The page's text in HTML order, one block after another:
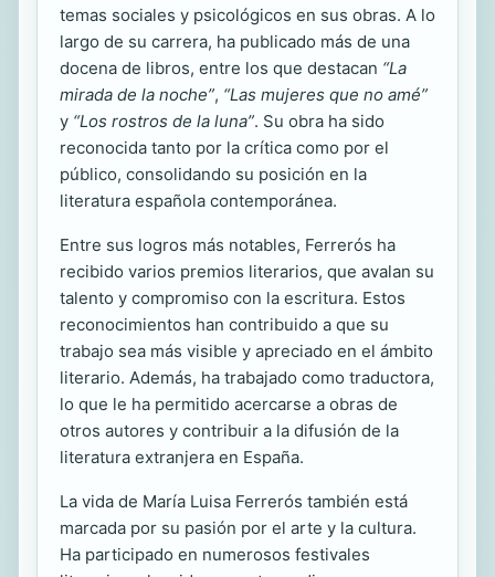
temas sociales y psicológicos en sus obras. A lo
largo de su carrera, ha publicado más de una
docena de libros, entre los que destacan “La
mirada de la noche”, “Las mujeres que no amé”
y “Los rostros de la luna”. Su obra ha sido
reconocida tanto por la crítica como por el
público, consolidando su posición en la
literatura española contemporánea.
Entre sus logros más notables, Ferrerós ha
recibido varios premios literarios, que avalan su
talento y compromiso con la escritura. Estos
reconocimientos han contribuido a que su
trabajo sea más visible y apreciado en el ámbito
literario. Además, ha trabajado como traductora,
lo que le ha permitido acercarse a obras de
otros autores y contribuir a la difusión de la
literatura extranjera en España.
La vida de María Luisa Ferrerós también está
marcada por su pasión por el arte y la cultura.
Ha participado en numerosos festivales